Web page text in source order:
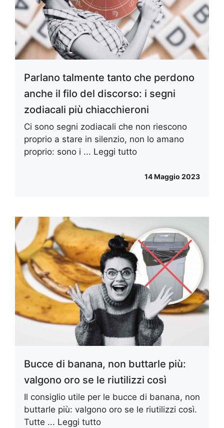
Parlano talmente tanto che perdono
anche il filo del discorso: i segni
zodiacali più chiacchieroni
Ci sono segni zodiacali che non riescono
proprio a stare in silenzio, non lo amano
proprio: sono i ... Leggi tutto
14 Maggio 2023
Bucce di banana, non buttarle più:
valgono oro se le riutilizzi così
Il consiglio utile per le bucce di banana, non
buttarle più: valgono oro se le riutilizzi così.
Tutte ... Leggi tutto